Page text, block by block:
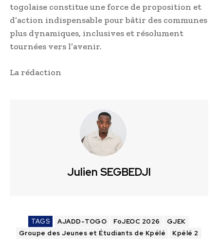
togolaise constitue une force de proposition et
d’action indispensable pour bâtir des communes
plus dynamiques, inclusives et résolument
tournées vers l’avenir.
La rédaction
Julien SEGBEDJI
TAGS AJADD-TOGO FoJEOC 2026
GJEK
Groupe des Jeunes et Étudiants de Kpélé
Kpélé 2